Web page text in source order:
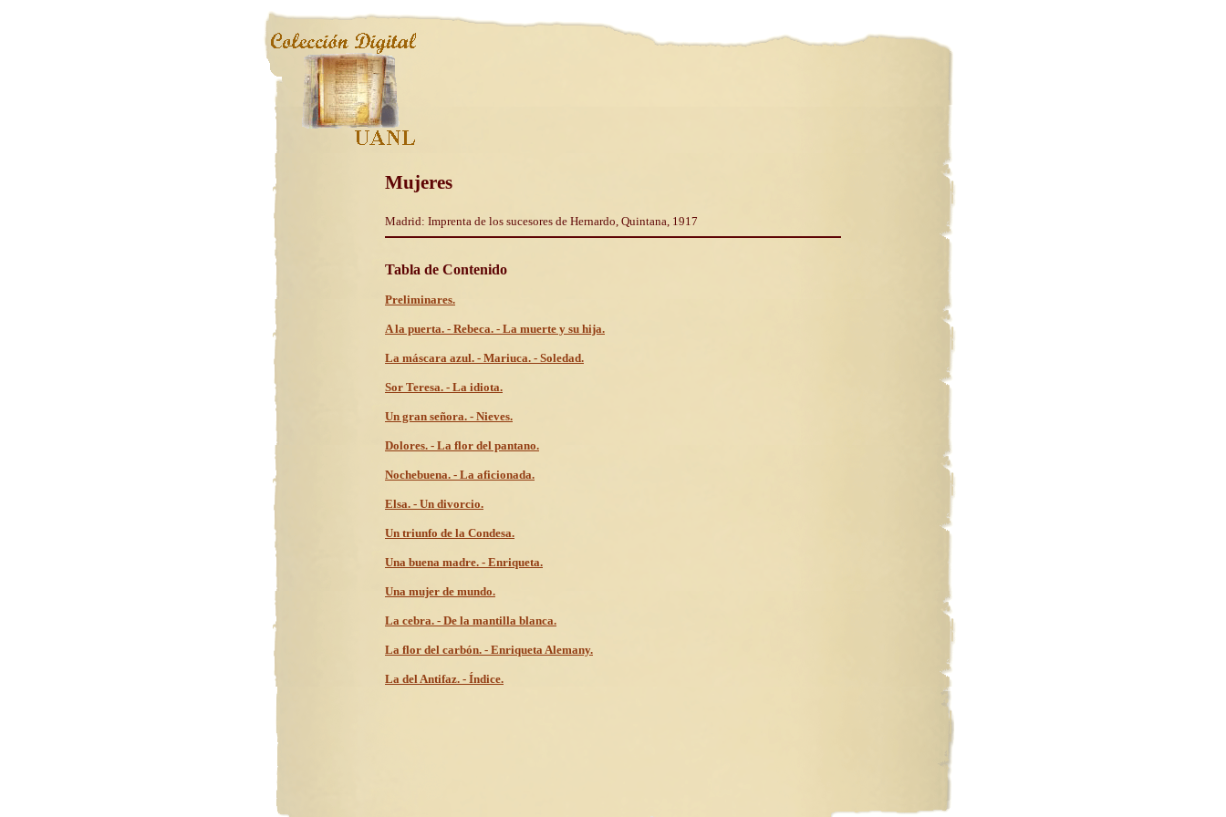
Mujeres
Madrid: Imprenta de los sucesores de Hernardo, Quintana, 1917
Tabla de Contenido
Preliminares.
A la puerta. - Rebeca. - La muerte y su hija.
La máscara azul. - Mariuca. - Soledad.
Sor Teresa. - La idiota.
Un gran señora. - Nieves.
Dolores. - La flor del pantano.
Nochebuena. - La aficionada.
Elsa. - Un divorcio.
Un triunfo de la Condesa.
Una buena madre. - Enriqueta.
Una mujer de mundo.
La cebra. - De la mantilla blanca.
La flor del carbón. - Enriqueta Alemany.
La del Antifaz. - Índice.